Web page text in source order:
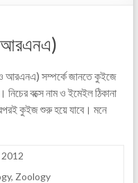
আরএনএ)
ও আরএনএ) সম্পর্কে জানতে কুইজে
বক্সে নাম ও ইমেইল ঠিকানা
কুইজ শুরু হয়ে যাবে। মনে
, Zoology